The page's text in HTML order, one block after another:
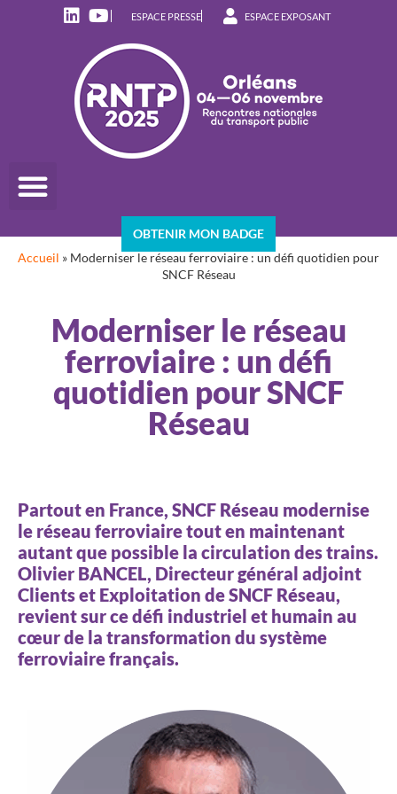
ESPACE PRESSE ESPACE EXPOSANT
OBTENIR MON BADGE
Accueil » Moderniser le réseau ferroviaire : un défi quotidien pour
SNCF Réseau
Moderniser le réseau
ferroviaire : un défi
quotidien pour SNCF
Réseau
Partout en France, SNCF Réseau modernise
le réseau ferroviaire tout en maintenant
autant que possible la circulation des trains.
Olivier BANCEL, Directeur général adjoint
Clients et Exploitation de SNCF Réseau,
revient sur ce défi industriel et humain au
cœur de la transformation du système
ferroviaire français.